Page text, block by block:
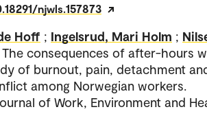
njwls.157873
Hoff ; Ingelsrud, Mari Holm ;
consequences of after-hours
of burnout, pain, detachment
among Norwegian workers.
of Work, Environment and